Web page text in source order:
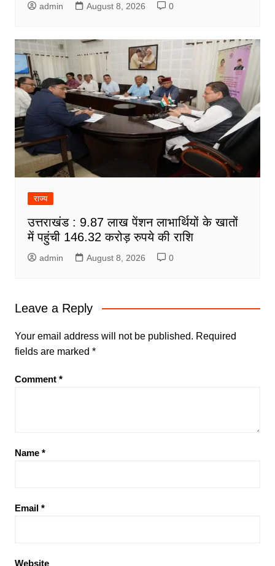
admin August 8, 2026 0
राज्य
उत्तराखंड : 9.87 लाख पेंशन लाभार्थियों के खातों
में पहुंची 146.32 करोड़ रुपये की राशि
admin August 8, 2026 0
Leave a Reply
Your email address will not be published. Required
fields are marked *
Comment *
Name *
Email *
Website